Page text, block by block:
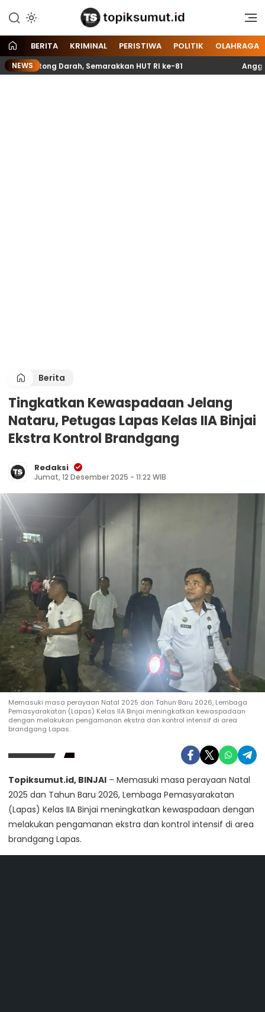
Topik Sumut
Memberitakan Seputar
dan Nasional
BERITA KRIMINAL PERISTIWA POLITIK OLAHRAGA
NEWSDarah, Semarakkan HUT RI ke-81 Anggota
Berita
Tingkatkan Kewaspadaan Jelang
Nataru, Petugas Lapas Kelas IIA Binjai
Ekstra Kontrol Brandgang
Redaksi
Jumat, 12 Desember 2025 - 11:22 WIB
Memasuki masa perayaan Natal 2025 dan Tahun Baru 2026, Lembaga
Pemasyarakatan (Lapas) Kelas IIA Binjai meningkatkan kewaspadaan
dengan melakukan pengamanan ekstra dan kontrol intensif di area
brandgang Lapas.
Topiksumut.id, BINJAI – Memasuki masa perayaan Natal
2025 dan Tahun Baru 2026, Lembaga Pemasyarakatan
(Lapas) Kelas IIA Binjai meningkatkan kewaspadaan dengan
melakukan pengamanan ekstra dan kontrol intensif di area
brandgang Lapas.